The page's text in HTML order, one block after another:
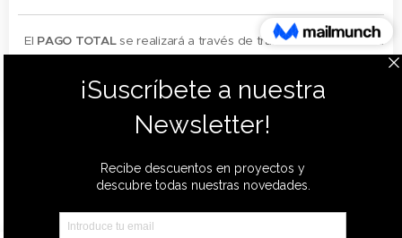
El PAGO TOTALse realizará a través de transferencia bancaria
Todos los derechos reservados©
SINCE - 2015
Política de privacidad